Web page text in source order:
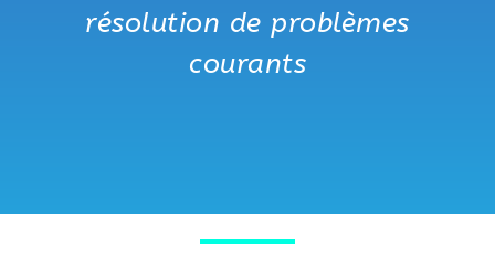
résolution de problèmes
courants